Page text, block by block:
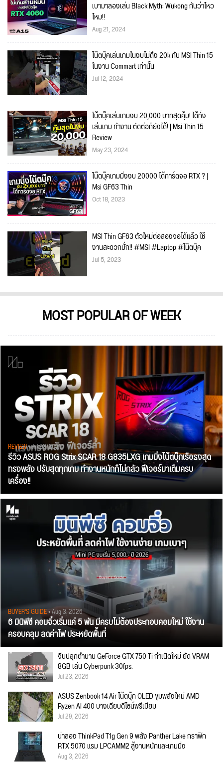
เบามาลองเล่น Black Myth: Wukong กันว่าไหว
ไหม!!
Aug 21, 2024
โน๊ตบุ๊คเล่นเกมในงบไม่ถึง 20k กับ MSI Thin 15
ในงาน Commart เท่านั้น
Jul 12, 2024
โน้ตบุ๊คเล่นเกมงบ 20,000 บาทสุดคุ้ม! ได้ทั้ง
เล่นเกม ทำงาน ตัดต่อก็ยังได้! | Msi Thin 15
Review
May 23, 2024
โน๊ตบุ๊คเกมมิ่งงบ 20000 ได้การ์ดจอ RTX ? |
Msi GF63 Thin
Oct 18, 2023
MSI Thin GF63 ตัวใหม่ต่อสองจอได้แล้ว ใช้
งานสะดวกมั่ก!! #MSI #Laptop #โน๊ตบุ๊ค
Jul 5, 2023
MOST POPULAR OF WEEK
REVIEW• Jul 28, 2026
รีวิว ASUS ROG Strix SCAR 18 G835LXG เกมมิ่งโน้ตบุ๊กเรือธงสุด
ทรงพลัง ปรับสุดทุกเกม ทำงานหนักก็ไม่กลัว ฟีเจอร์มาเต็มครบ
เครื่อง!!
BUYER'S GUIDE• Aug 3, 2026
6 มินิพีซี คอมจิ๋วเริ่มแค่ 5 พัน มีครบไม่ต้องประกอบคอมใหม่ ใช้งาน
ครอบคลุม ลดค่าไฟ ประหยัดพื้นที่
จีนปลุกตำนาน GeForce GTX 750 Ti กำเนิดใหม่ ยัด VRAM
8GB เล่น Cyberpunk 30fps.
Jul 23, 2026
ASUS Zenbook 14 Air โน้ตบุ๊ก OLED ขุมพลังใหม่ AMD
Ryzen AI 400 บางเฉียบดีไซน์พรีเมียม
Jul 29, 2026
น่าลอง ThinkPad T1g Gen 9 พลัง Panther Lake กราฟิก
RTX 5070 แรม LPCAMM2 สู้งานหนักและเกมมิ่ง
Aug 3, 2026